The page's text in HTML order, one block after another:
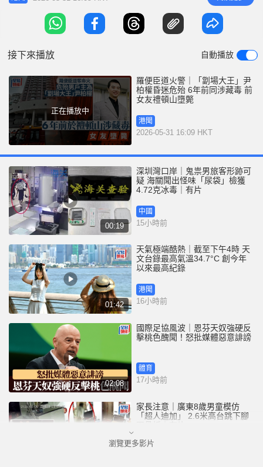
年7月尹柏權同居前女友，於其名下跑馬地禮頓山豪
宅墮樓身亡，警方事後到單位檢獲可卡因，尹因而被
接下來播放 自動播放
正在播放中
羅便臣道火警｜「劏場大王」尹
柏權昏迷危殆 6年前同涉藏毒 前
女友禮頓山墮斃
港聞
2026-05-31 16:09 HKT
00:19
深圳灣口岸｜鬼祟男旅客形跡可
疑 海關聞出怪味「尿袋」檢獲
4.72克冰毒｜有片
中國
15小時前
01:42
天氣極端酷熱｜截至下午4時 天
文台錄最高氣溫34.7°C 創今年
以來最高紀錄
港聞
16小時前
02:08
國際足協風波｜恩芬天奴強硬反
擊桃色醜聞！怒批媒體惡意誹謗
體育
17小時前
家長注意｜廣東8歲男童模仿
「超人迪加」 2.6米高台跳下腳
中國
瀏覽更多影片